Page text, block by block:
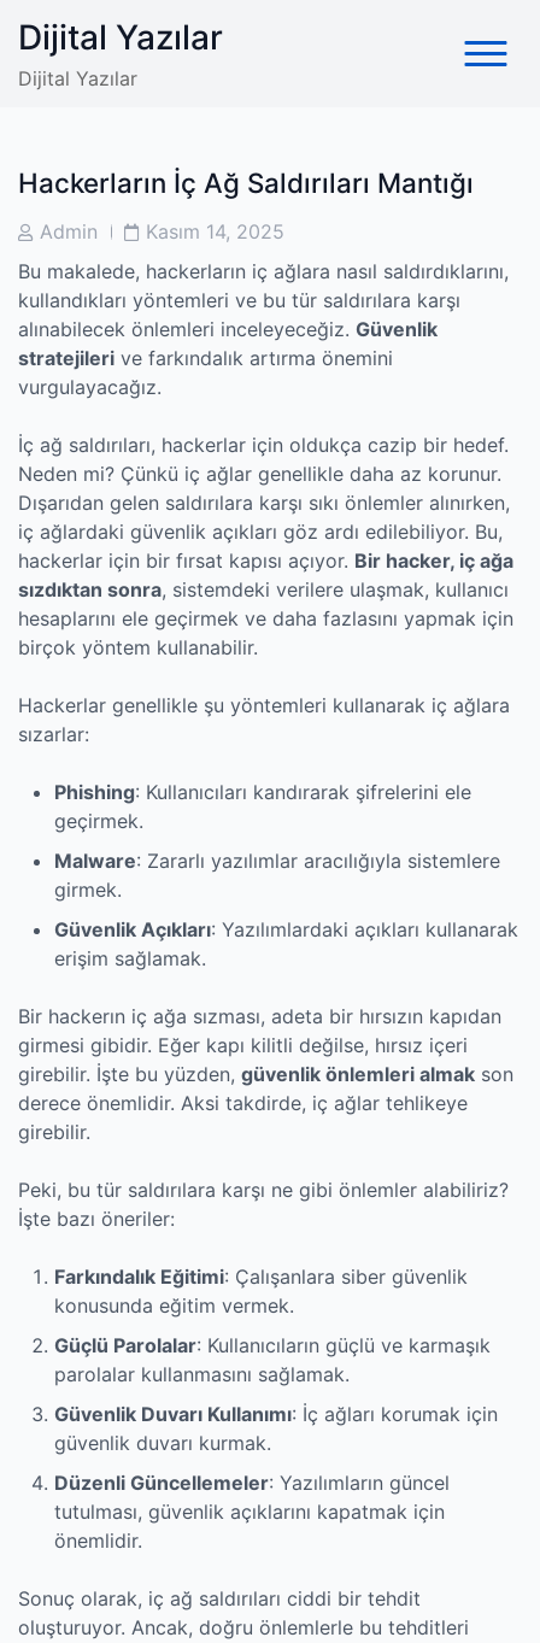
content
Dijital Yazılar
Dijital Yazılar
Hackerların İç Ağ Saldırıları Mantığı
PostAdmin
PostKasım 14, 2025
Bu makalede, hackerların iç ağlara nasıl saldırdıklarını,
kullandıkları yöntemleri ve bu tür saldırılara karşı
alınabilecek önlemleri inceleyeceğiz. Güvenlik
stratejileri ve farkındalık artırma önemini
vurgulayacağız.
İç ağ saldırıları, hackerlar için oldukça cazip bir hedef.
Neden mi? Çünkü iç ağlar genellikle daha az korunur.
Dışarıdan gelen saldırılara karşı sıkı önlemler alınırken,
iç ağlardaki güvenlik açıkları göz ardı edilebiliyor. Bu,
hackerlar için bir fırsat kapısı açıyor. Bir hacker, iç ağa
sızdıktan sonra, sistemdeki verilere ulaşmak, kullanıcı
hesaplarını ele geçirmek ve daha fazlasını yapmak için
birçok yöntem kullanabilir.
Hackerlar genellikle şu yöntemleri kullanarak iç ağlara
sızarlar:
Phishing: Kullanıcıları kandırarak şifrelerini ele
geçirmek.
Malware: Zararlı yazılımlar aracılığıyla sistemlere
girmek.
Güvenlik Açıkları: Yazılımlardaki açıkları kullanarak
erişim sağlamak.
Bir hackerın iç ağa sızması, adeta bir hırsızın kapıdan
girmesi gibidir. Eğer kapı kilitli değilse, hırsız içeri
girebilir. İşte bu yüzden, güvenlik önlemleri almak son
derece önemlidir. Aksi takdirde, iç ağlar tehlikeye
girebilir.
Peki, bu tür saldırılara karşı ne gibi önlemler alabiliriz?
İşte bazı öneriler:
Farkındalık Eğitimi: Çalışanlara siber güvenlik
konusunda eğitim vermek.
Güçlü Parolalar: Kullanıcıların güçlü ve karmaşık
parolalar kullanmasını sağlamak.
Güvenlik Duvarı Kullanımı: İç ağları korumak için
güvenlik duvarı kurmak.
Düzenli Güncellemeler: Yazılımların güncel
tutulması, güvenlik açıklarını kapatmak için
önemlidir.
Sonuç olarak, iç ağ saldırıları ciddi bir tehdit
oluşturuyor. Ancak, doğru önlemlerle bu tehditleri